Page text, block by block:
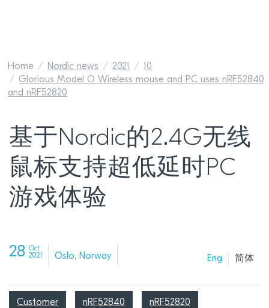
Home Nordic news 2021
10
Glorious Model O Wireless mouse and PC uses nRF52840
and nRF52820
基于Nordic的2.4G无线
鼠标支持超低延时PC
游戏体验
28 Oct
2021
Oslo, Norway Eng 简体
Customer nRF52840 nRF52820